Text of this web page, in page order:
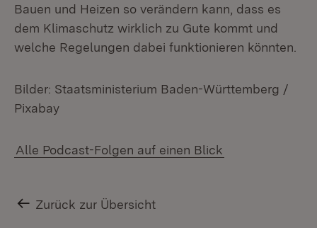
Bauen und Heizen so verändern kann, dass es
dem Klimaschutz wirklich zu Gute kommt und
welche Regelungen dabei funktionieren könnten.
Bilder: Staatsministerium Baden-Württemberg /
Pixabay
Alle Podcast-Folgen auf einen Blick
Zurück zur Übersicht